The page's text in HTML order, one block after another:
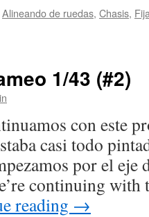
Alineando de ruedas, Chasis,
1/43 (#2)
con este
casi todo
por el
continuing with
reading →